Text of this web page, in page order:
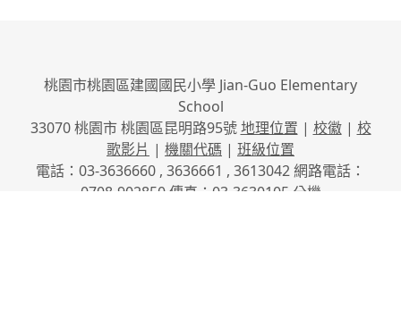
桃園市桃園區建國國民小學 Jian-Guo Elementary
School
33070 桃園市 桃園區昆明路95號地理位置 | 校徽| 校
歌影片 | 機關代碼 | 班級位置
電話：03-3636660 , 3636661 , 3613042 網路電話：
0708-902850 傳真：03-3630105 分機